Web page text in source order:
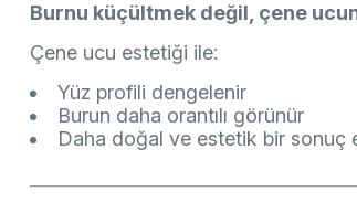
Burnu küçültmek değil, çene
Çene ucu estetiği ile:
Yüz profili dengelenir
Burun daha orantılı görünür
Daha doğal ve estetik bir sonuç